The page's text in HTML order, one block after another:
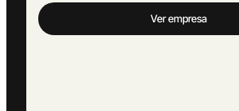
Ver empresa